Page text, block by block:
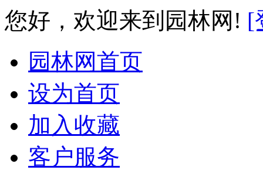
您好，欢迎来到园林网! [
园林网首页
设为首页
加入收藏
客户服务